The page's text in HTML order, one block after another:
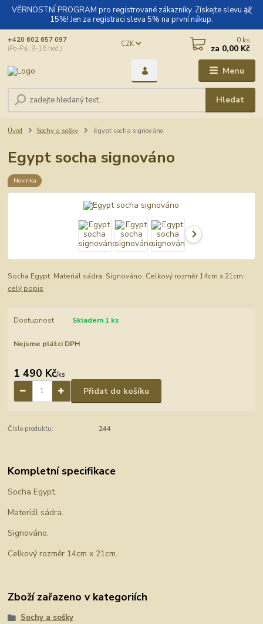
VĚRNOSTNÍ PROGRAM pro registrované zákazníky. Získejte slevu až
15%! Jen za registraci sleva 5% na první nákup.
Menu
CZK
Hledat
+420 602 657 097
(Po-Pá, 9-16 hod.)
0 ks
za 0,00 Kč
Úvod Sochy a sošky Egypt socha signováno
Egypt socha signováno
Novinka
Socha Egypt. Materiál sádra. Signováno. Celkový rozměr 14cm x 21cm.
celý popis
Dostupnost Skladem 1 ks
Nejsme plátci DPH
1 490 Kč/ks
Přidat do košíku
Číslo produktu: 244
Kompletní specifikace
Socha Egypt.
Materiál sádra.
Signováno.
Celkový rozměr 14cm x 21cm.
Zboží zařazeno v kategoriích
Sochy a sošky